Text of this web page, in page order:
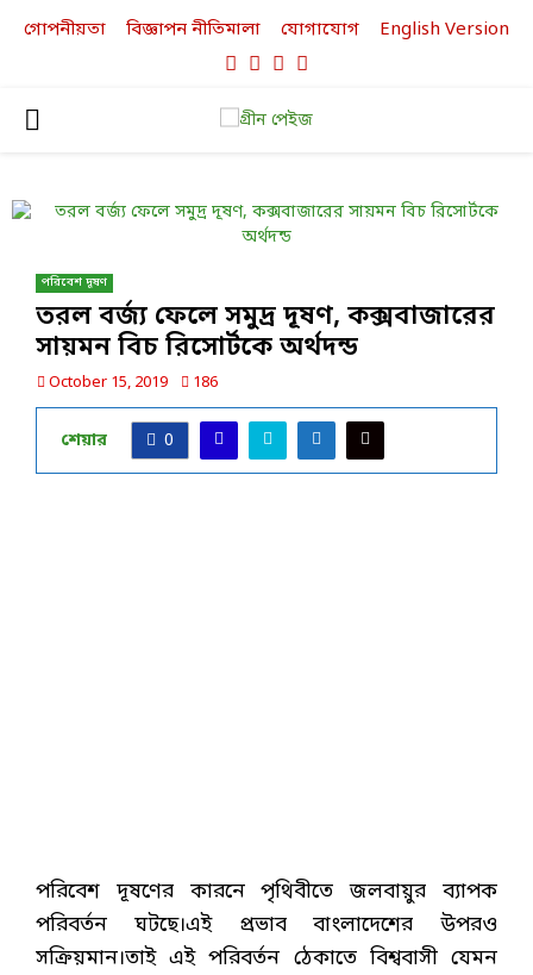
গোপনীয়তা বিজ্ঞাপন নীতিমালা যোগাযোগ English Version
Facebook
TwitterLinkedin
PRIMARY
পরিবেশ দূষণ
তরল বর্জ্য ফেলে সমুদ্র দূষণ, কক্সবাজারের
সায়মন বিচ রিসোর্টকে অর্থদন্ড
October 15, 2019 186
শেয়ার 0
পরিবেশ দূষণের কারনে পৃথিবীতে জলবায়ুর ব্যাপক
পরিবর্তন ঘটছে।এই প্রভাব বাংলাদেশের উপরও
সক্রিয়মান।তাই এই পরিবর্তন ঠেকাতে বিশ্ববাসী যেমন